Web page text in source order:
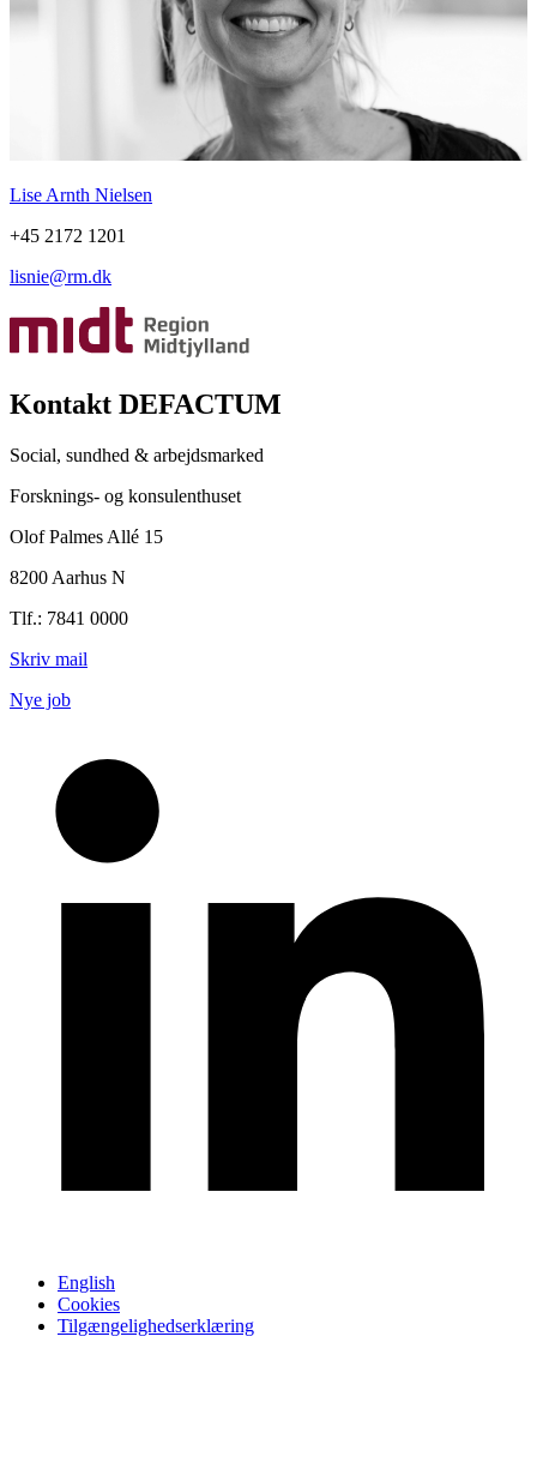
Lise Arnth Nielsen
+45 2172 1201
lisnie@rm.dk
Kontakt DEFACTUM
Social, sundhed & arbejdsmarked
Forsknings- og konsulenthuset
Olof Palmes Allé 15
8200 Aarhus N
Tlf.: 7841 0000
Skriv mail
Nye job
English
Cookies
Tilgængelighedserklæring